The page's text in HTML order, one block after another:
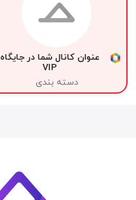
عنوان کانال شما در جایگاه
VIP
دسته بندی